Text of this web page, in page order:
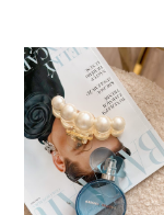
Ariana Grande
dupe na Baccarat